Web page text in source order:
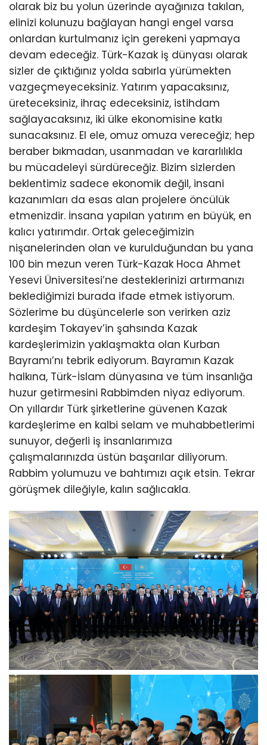
olarak biz bu yolun üzerinde ayağınıza takılan,
elinizi kolunuzu bağlayan hangi engel varsa
onlardan kurtulmanız için gerekeni yapmaya
devam edeceğiz. Türk-Kazak iş dünyası olarak
sizler de çıktığınız yolda sabırla yürümekten
vazgeçmeyeceksiniz. Yatırım yapacaksınız,
üreteceksiniz, ihraç edeceksiniz, istihdam
sağlayacaksınız, iki ülke ekonomisine katkı
sunacaksınız. El ele, omuz omuza vereceğiz; hep
beraber bıkmadan, usanmadan ve kararlılıkla
bu mücadeleyi sürdüreceğiz. Bizim sizlerden
beklentimiz sadece ekonomik değil, insani
kazanımları da esas alan projelere öncülük
etmenizdir. İnsana yapılan yatırım en büyük, en
kalıcı yatırımdır. Ortak geleceğimizin
nişanelerinden olan ve kurulduğundan bu yana
100 bin mezun veren Türk-Kazak Hoca Ahmet
Yesevi Üniversitesi’ne desteklerinizi artırmanızı
beklediğimizi burada ifade etmek istiyorum.
Sözlerime bu düşüncelerle son verirken aziz
kardeşim Tokayev’in şahsında Kazak
kardeşlerimizin yaklaşmakta olan Kurban
Bayramı’nı tebrik ediyorum. Bayramın Kazak
halkına, Türk-İslam dünyasına ve tüm insanlığa
huzur getirmesini Rabbimden niyaz ediyorum.
On yıllardır Türk şirketlerine güvenen Kazak
kardeşlerime en kalbi selam ve muhabbetlerimi
sunuyor, değerli iş insanlarımıza
çalışmalarınızda üstün başarılar diliyorum.
Rabbim yolumuzu ve bahtımızı açık etsin. Tekrar
görüşmek dileğiyle, kalın sağlıcakla.